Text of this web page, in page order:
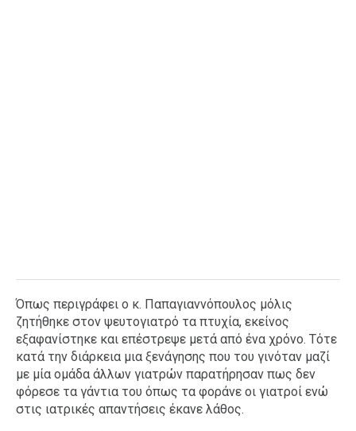
Όπως περιγράφει ο κ. Παπαγιαννόπουλος μόλις
ζητήθηκε στον ψευτογιατρό τα πτυχία, εκείνος
εξαφανίστηκε και επέστρεψε μετά από ένα χρόνο. Τότε
κατά την διάρκεια μια ξενάγησης που του γινόταν μαζί
με μία ομάδα άλλων γιατρών παρατήρησαν πως δεν
φόρεσε τα γάντια του όπως τα φοράνε οι γιατροί ενώ
στις ιατρικές απαντήσεις έκανε λάθος.